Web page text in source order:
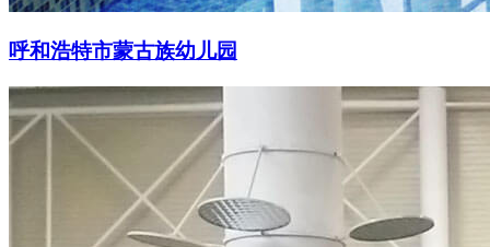
呼和浩特市蒙古族幼儿园